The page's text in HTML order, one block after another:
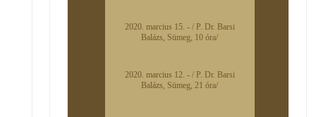
2020. marcius 15. - / P. Dr. Barsi
Balázs, Sümeg, 10 óra/
2020. marcius 12. - / P. Dr. Barsi
Balázs, Sümeg, 21 óra/